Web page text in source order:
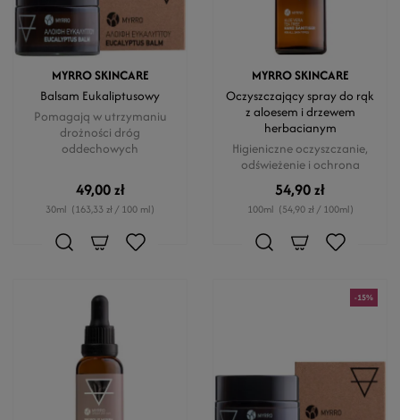
MYRRO SKINCARE
Balsam Eukaliptusowy
Pomagają w utrzymaniu
drożności dróg
oddechowych
49,00 zł
30ml (163,33 zł / 100 ml)
MYRRO SKINCARE
Oczyszczający spray do rąk
z aloesem i drzewem
herbacianym
Higieniczne oczyszczanie,
odświeżenie i ochrona
54,90 zł
100ml (54,90 zł / 100ml)
-15%